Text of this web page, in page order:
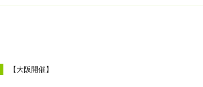
【大阪開催】